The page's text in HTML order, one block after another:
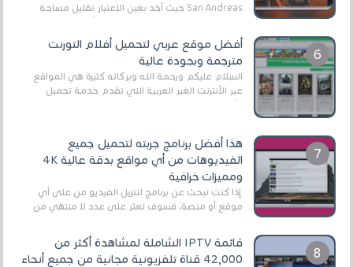
San Andreas حيث أخد بعين الإعتبار تقليل مساحة
أفضل موقع عربي لتحميل أفلام التورنت
مترجمة وبجودة عالية
السلام عليكم ورحمة الله وبركاته كثيرة هي المواقع
عبر الأنترنت الغير العربية التي تقدم خدمة تحميل
الأفلام على التورنت ، ومعظم هذه المواقع ل...
هذا أفضل برنامج جربته لتحميل جميع
الفيديوهات من أي مواقع بدقة عالية 4K
ومميزات خرافية
إذا كنت تبحث عن برنامج لتنزيل الفيديو من على أي
موقع أو منصة، فسوف تعثر على عدد لا منتهي من
قائمة IPTV الشاملة لمشاهدة أكثر من
42,000 قناة تلفزيونية مجانية من جميع أنحاء